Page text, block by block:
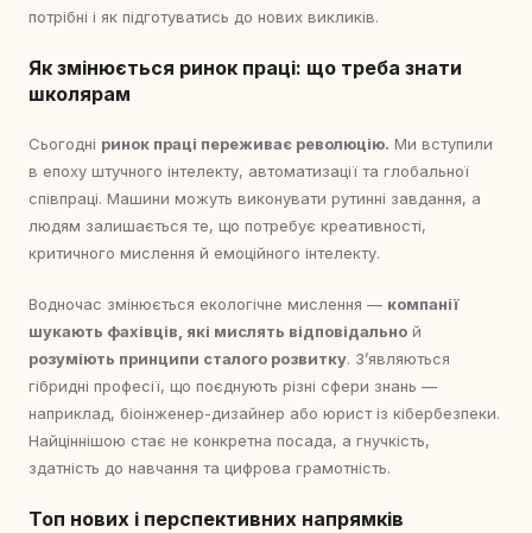
потрібні і як підготуватись до нових викликів.
Як змінюється ринок праці: що треба знати
школярам
Сьогодні ринок праці переживає революцію. Ми вступили
в епоху штучного інтелекту, автоматизації та глобальної
співпраці. Машини можуть виконувати рутинні завдання, а
людям залишається те, що потребує креативності,
критичного мислення й емоційного інтелекту.
Водночас змінюється екологічне мислення — компанії
шукають фахівців, які мислять відповідально й
розуміють принципи сталого розвитку. З’являються
гібридні професії, що поєднують різні сфери знань —
наприклад, біоінженер-дизайнер або юрист із кібербезпеки.
Найціннішою стає не конкретна посада, а гнучкість,
здатність до навчання та цифрова грамотність.
Топ нових і перспективних напрямків